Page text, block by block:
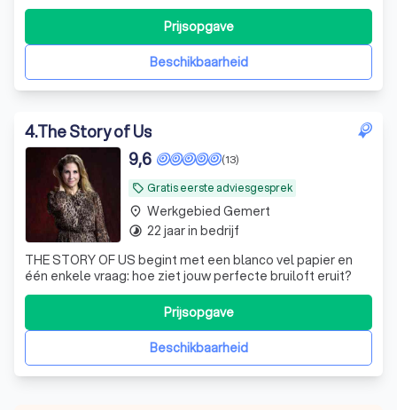
Beschikbaarheid
Prijsopgave
4.The Story of Us
local_offer Gratis eerste adviesgesprek
(13)
9,6
THE STORY OF US begint met een blanco vel papier en
één enkele vraag: hoe ziet jouw perfecte bruiloft eruit?
Beschikbaarheid
Prijsopgave
place Werkgebied Gemert
timelapse 22 jaar in bedrijf